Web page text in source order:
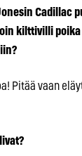
Cadillac
kilttivilli
Pitää vaan